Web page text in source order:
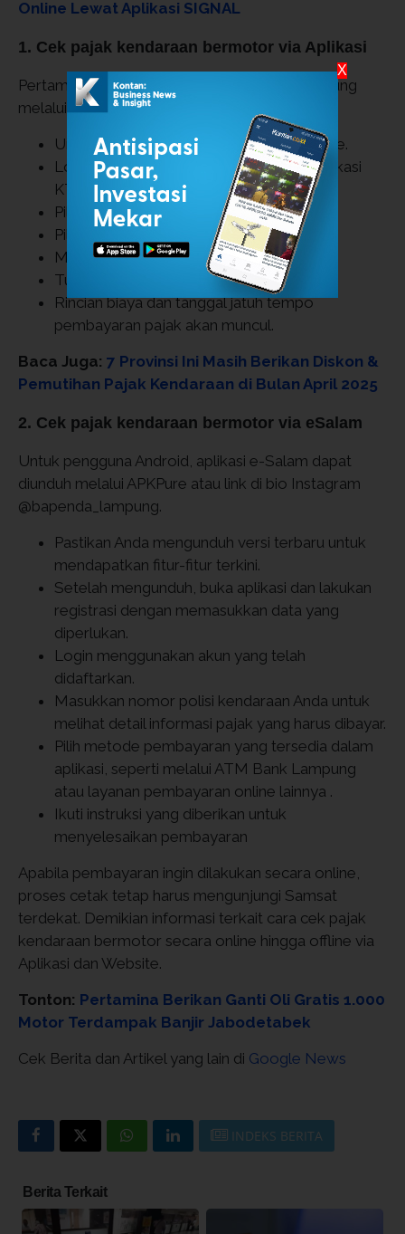
Online Lewat Aplikasi SIGNAL
1. Cek pajak kendaraan bermotor via Aplikasi
Pertama, ada cara cek pajak kendaraan Lampung
melalui aplikasi dengan e-Samsat.
Unduh aplikasi Signal di Google Play Store.
Login dengan Akun lewat Email dan Verifikasi
KTP.
Pilih cek pajak kendaraan.
Pilih wilayah kendaraan berada.
Masukan nomor plat kendaraan.
Tunggu proses memuat informasi.
Rincian biaya dan tanggal jatuh tempo
pembayaran pajak akan muncul.
Baca Juga: 7 Provinsi Ini Masih Berikan Diskon &
Pemutihan Pajak Kendaraan di Bulan April 2025
2. Cek pajak kendaraan bermotor via eSalam
Untuk pengguna Android, aplikasi e-Salam dapat
diunduh melalui APKPure atau link di bio Instagram
@bapenda_lampung.
Pastikan Anda mengunduh versi terbaru untuk
mendapatkan fitur-fitur terkini.​
Setelah mengunduh, buka aplikasi dan lakukan
registrasi dengan memasukkan data yang
diperlukan.
Login menggunakan akun yang telah
didaftarkan.​
Masukkan nomor polisi kendaraan Anda untuk
melihat detail informasi pajak yang harus dibayar.​
Pilih metode pembayaran yang tersedia dalam
aplikasi, seperti melalui ATM Bank Lampung
atau layanan pembayaran online lainnya .
Ikuti instruksi yang diberikan untuk
menyelesaikan pembayaran
Apabila pembayaran ingin dilakukan secara online,
proses cetak tetap harus mengunjungi Samsat
terdekat. Demikian informasi terkait cara cek pajak
kendaraan bermotor secara online hingga offline via
Aplikasi dan Website.
Tonton: Pertamina Berikan Ganti Oli Gratis 1.000
Motor Terdampak Banjir Jabodetabek
Cek Berita dan Artikel yang lain di Google News
INDEKS BERITA
Berita Terkait
X